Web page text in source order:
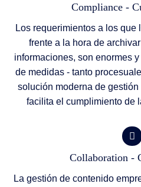
Compliance -
Los requerimientos a los
frente a la hora de
informaciones, son enormes
de medidas - tanto
solución moderna de
facilita el cumplimiento de
Collaboration -
La gestión de contenido